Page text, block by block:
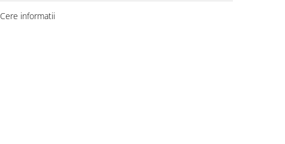
Cere informatii